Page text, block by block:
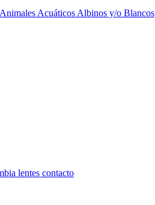
Acuáticos Albinos y/o Blancos
lentes contacto